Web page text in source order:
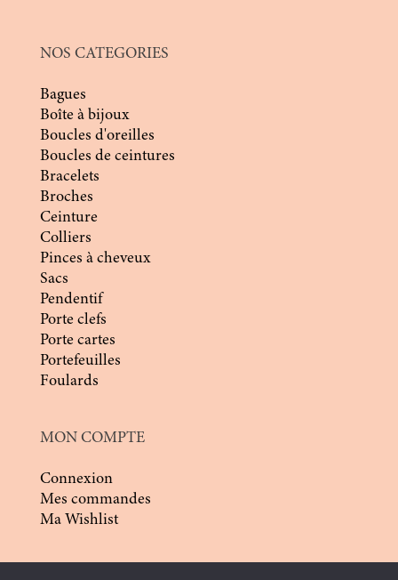
NOS CATEGORIES
Bagues
Boîte à bijoux
Boucles d'oreilles
Boucles de ceintures
Bracelets
Broches
Ceinture
Colliers
Pinces à cheveux
Sacs
Pendentif
Porte clefs
Porte cartes
Portefeuilles
Foulards
MON COMPTE
Connexion
Mes commandes
Ma Wishlist